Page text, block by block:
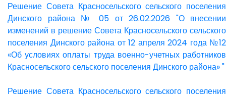
Решение Совета Красносельского сельского поселения
Динского района № 05 от 26.02.2026 "О внесении
изменений в решение Совета Красносельского сельского
поселения Динского района от 12 апреля 2024 года №12
«Об условиях оплаты труда военно-учетных работников
Красносельского сельского поселения Динского района» "
Решение Совета Красносельского сельского поселения